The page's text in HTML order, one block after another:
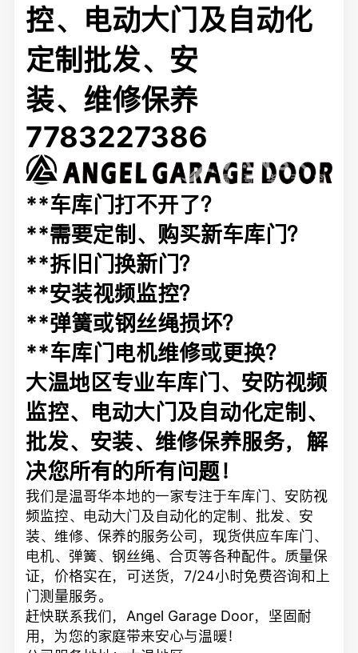
控、电动大门及自动化
定制批发、安
装、维修保养
7783227386
**车库门打不开了？
**需要定制、购买新车库门？
**拆旧门换新门？
**安装视频监控？
**弹簧或钢丝绳损坏？
**车库门电机维修或更换？
大温地区专业车库门、安防视频
监控、电动大门及自动化定制、
批发、安装、维修保养服务，解
决您所有的所有问题！
我们是温哥华本地的一家专注于车库门、安防视
频监控、电动大门及自动化的定制、批发、安
装、维修、保养的服务公司，现货供应车库门、
电机、弹簧、钢丝绳、合页等各种配件。质量保
证，价格实在，可送货，7/24小时免费咨询和上
门测量服务。
赶快联系我们，Angel Garage Door，坚固耐
用，为您的家庭带来安心与温暖！